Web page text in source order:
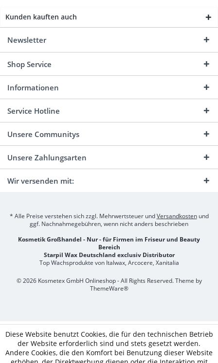
Kunden kauften auch
Newsletter
Shop Service
Informationen
Service Hotline
Unsere Communitys
Unsere Zahlungsarten
Wir versenden mit:
* Alle Preise verstehen sich zzgl. Mehrwertsteuer undVersandkostenund
ggf. Nachnahmegebühren, wenn nicht anders beschrieben
Kosmetik Großhandel - Nur - für Firmen im Friseur und Beauty
Bereich
Starpil Wax Deutschland exclusiv Distributor
Top Wachsprodukte von Italwax, Arcocere, Xanitalia
© 2026 Kosmetex GmbH Onlineshop - All Rights Reserved. Theme by
ThemeWare®
Diese Website benutzt Cookies, die für den technischen Betrieb
der Website erforderlich sind und stets gesetzt werden.
Andere Cookies, die den Komfort bei Benutzung dieser Website